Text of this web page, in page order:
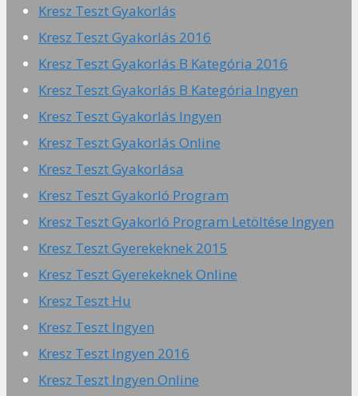
Kresz Teszt Gyakorlás
Kresz Teszt Gyakorlás 2016
Kresz Teszt Gyakorlás B Kategória 2016
Kresz Teszt Gyakorlás B Kategória Ingyen
Kresz Teszt Gyakorlás Ingyen
Kresz Teszt Gyakorlás Online
Kresz Teszt Gyakorlása
Kresz Teszt Gyakorló Program
Kresz Teszt Gyakorló Program Letöltése Ingyen
Kresz Teszt Gyerekeknek 2015
Kresz Teszt Gyerekeknek Online
Kresz Teszt Hu
Kresz Teszt Ingyen
Kresz Teszt Ingyen 2016
Kresz Teszt Ingyen Online